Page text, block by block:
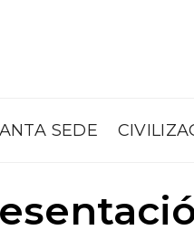
SEDE